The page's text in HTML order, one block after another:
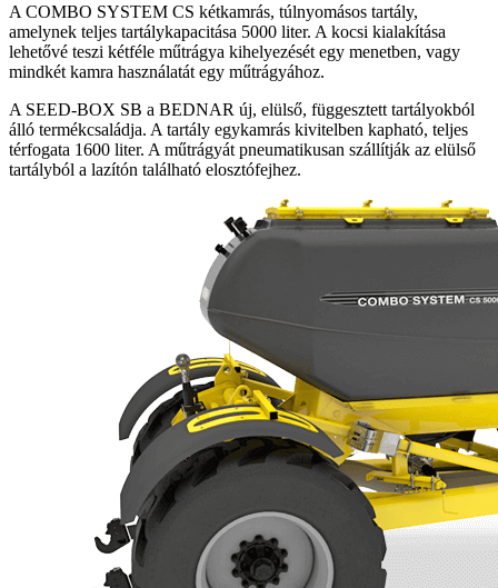
A COMBO SYSTEM CS kétkamrás, túlnyomásos tartály,
amelynek teljes tartálykapacitása 5000 liter. A kocsi kialakítása
lehetővé teszi kétféle műtrágya kihelyezését egy menetben, vagy
mindkét kamra használatát egy műtrágyához.
A SEED-BOX SB a BEDNAR új, elülső, függesztett tartályokból
álló termékcsaládja. A tartály egykamrás kivitelben kapható, teljes
térfogata 1600 liter. A műtrágyát pneumatikusan szállítják az elülső
tartályból a lazítón található elosztófejhez.